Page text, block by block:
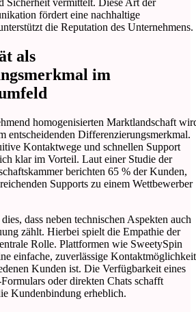
Sicherheit vermittelt. Diese Art der
fördert eine nachhaltige
die Reputation des Unternehmens.
als
im
homogenisierten Marktlandschaft
entscheidenden Differenzierungsmerkmal.
Kontaktwege und schnellen Support
klar im Vorteil. Laut einer Studie der
berichten 65 % der Kunden,
Supports zu einem Wettbewerber
dass neben technischen Aspekten auch
zählt. Hierbei spielt die Empathie der
Rolle. Plattformen wie SweetySpin
einfache, zuverlässige Kontaktmöglichkeit
Kunden ist. Die Verfügbarkeit eines
oder direkten Chats schafft
Kundenbindung erheblich.